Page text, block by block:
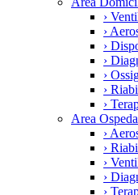
›
›
›
›
›
›
›
Area
›
›
›
›
›